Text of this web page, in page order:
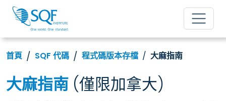
首頁 SQF 代碼 程式碼版本存檔 大麻指南
大麻指南 (僅限加拿大)